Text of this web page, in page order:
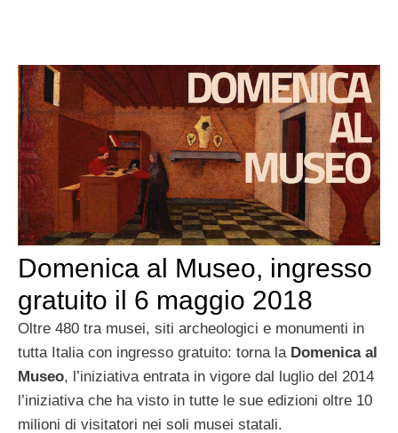
Domenica al Museo, ingresso
gratuito il 6 maggio 2018
Oltre 480 tra musei, siti archeologici e monumenti in
tutta Italia con ingresso gratuito: torna la Domenica al
Museo, l’iniziativa entrata in vigore dal luglio del 2014
l’iniziativa che ha visto in tutte le sue edizioni oltre 10
milioni di visitatori nei soli musei statali.